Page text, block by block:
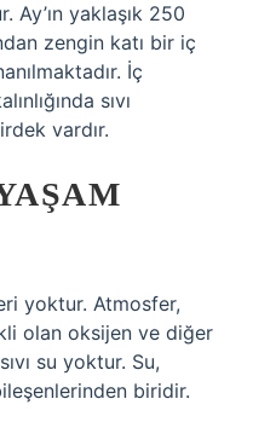
Ay’ın yaklaşık 250
zengin katı bir iç
İç
sıvı
vardır.
yoktur. Atmosfer,
olan oksijen ve diğer
su yoktur. Su,
biridir.